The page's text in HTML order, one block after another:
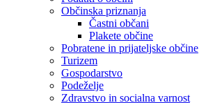
Občinska priznanja
Častni občani
Plakete občine
Pobratene in prijateljske občine
Turizem
Gospodarstvo
Podeželje
Zdravstvo in socialna varnost